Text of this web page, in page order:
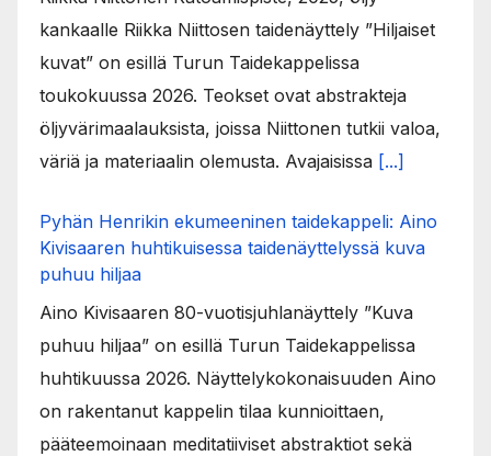
kankaalle Riikka Niittosen taidenäyttely ”Hiljaiset
kuvat” on esillä Turun Taidekappelissa
toukokuussa 2026. Teokset ovat abstrakteja
öljyvärimaalauksista, joissa Niittonen tutkii valoa,
väriä ja materiaalin olemusta. Avajaisissa [...]
Pyhän Henrikin ekumeeninen taidekappeli: Aino
Kivisaaren huhtikuisessa taidenäyttelyssä kuva
puhuu hiljaa
Aino Kivisaaren 80-vuotisjuhlanäyttely ”Kuva
puhuu hiljaa” on esillä Turun Taidekappelissa
huhtikuussa 2026. Näyttelykokonaisuuden Aino
on rakentanut kappelin tilaa kunnioittaen,
pääteemoinaan meditatiiviset abstraktiot sekä